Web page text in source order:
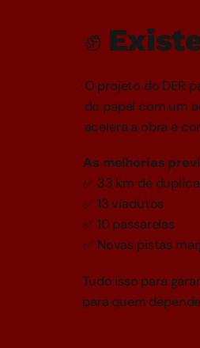
As melhorias
✅ 33 km de
✅ 13 viadutos
✅ 10 passarelas
✅ Novas pistas
O projeto do DER
do papel com um
acelera a obra e
✊
Tudo isso para
para quem